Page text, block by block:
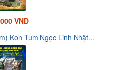
VND
Kon Tum Ngọc Linh Nhật...